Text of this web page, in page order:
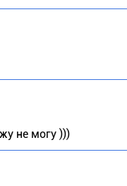
не могу )))